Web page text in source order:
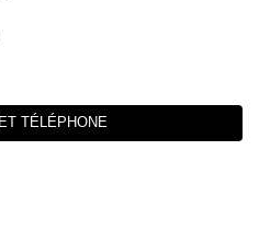
TÉLÉPHONE